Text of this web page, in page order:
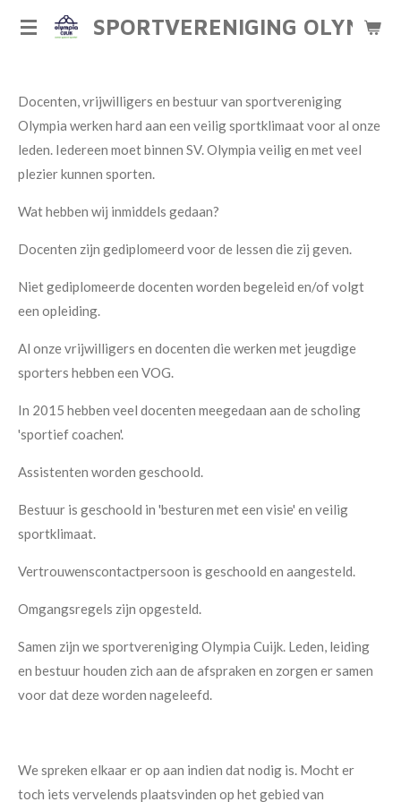
Ga
SPORTVERENIGING
Docenten, vrijwilligers en bestuur van sportvereniging
Olympia werken hard aan een veilig sportklimaat voor al onze
leden. Iedereen moet binnen SV. Olympia veilig en met veel
plezier kunnen sporten.
Wat hebben wij inmiddels gedaan?
Docenten zijn gediplomeerd voor de lessen die zij geven.
Niet gediplomeerde docenten worden begeleid en/of volgt
een opleiding.
Al onze vrijwilligers en docenten die werken met jeugdige
sporters hebben een VOG.
In 2015 hebben veel docenten meegedaan aan de scholing
'sportief coachen'.
Assistenten worden geschoold.
Bestuur is geschoold in 'besturen met een visie' en veilig
sportklimaat.
Vertrouwenscontactpersoon is geschoold en aangesteld.
Omgangsregels zijn opgesteld.
Samen zijn we sportvereniging Olympia Cuijk. Leden, leiding
en bestuur houden zich aan de afspraken en zorgen er samen
voor dat deze worden nageleefd.
We spreken elkaar er op aan indien dat nodig is. Mocht er
toch iets vervelends plaatsvinden op het gebied van